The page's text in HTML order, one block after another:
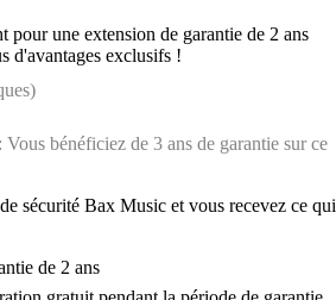
pour une extension de garantie de 2 ans
d'avantages exclusifs !
bénéficiez de 3 ans de garantie sur ce
sécurité Bax Music et vous recevez ce qui
de 2 ans